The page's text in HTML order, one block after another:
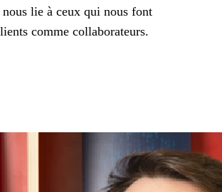
nous lie à ceux qui nous font
comme collaborateurs.